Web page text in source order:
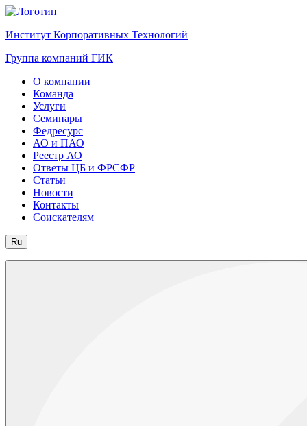
Институт Корпоративных Технологий
Группа компаний ГИК
О компании
Команда
Услуги
Семинары
Федресурс
АО и ПАО
Реестр АО
Ответы ЦБ и ФРСФР
Статьи
Новости
Контакты
Соискателям
Ru